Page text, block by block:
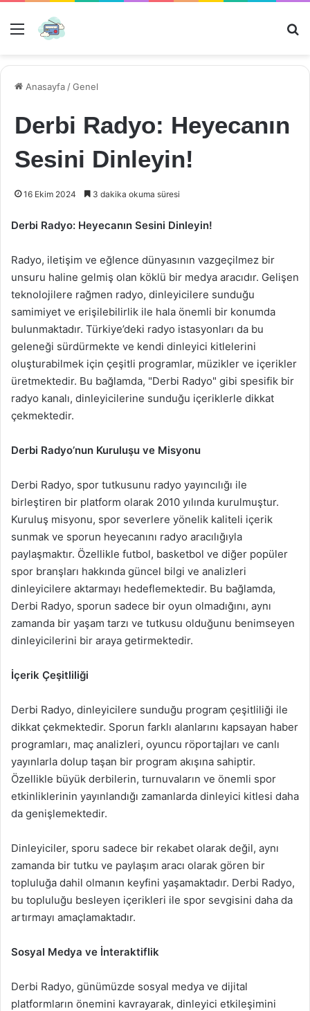
Menü
Anasayfa /Genel
Derbi Radyo: Heyecanın
Sesini Dinleyin!
16 Ekim 2024 3 dakika okuma süresi
Derbi Radyo: Heyecanın Sesini Dinleyin!
Radyo, iletişim ve eğlence dünyasının vazgeçilmez bir
unsuru haline gelmiş olan köklü bir medya aracıdır. Gelişen
teknolojilere rağmen radyo, dinleyicilere sunduğu
samimiyet ve erişilebilirlik ile hala önemli bir konumda
bulunmaktadır. Türkiye’deki radyo istasyonları da bu
geleneği sürdürmekte ve kendi dinleyici kitlelerini
oluşturabilmek için çeşitli programlar, müzikler ve içerikler
üretmektedir. Bu bağlamda, "Derbi Radyo" gibi spesifik bir
radyo kanalı, dinleyicilerine sunduğu içeriklerle dikkat
çekmektedir.
Derbi Radyo’nun Kuruluşu ve Misyonu
Derbi Radyo, spor tutkusunu radyo yayıncılığı ile
birleştiren bir platform olarak 2010 yılında kurulmuştur.
Kuruluş misyonu, spor severlere yönelik kaliteli içerik
sunmak ve sporun heyecanını radyo aracılığıyla
paylaşmaktır. Özellikle futbol, basketbol ve diğer popüler
spor branşları hakkında güncel bilgi ve analizleri
dinleyicilere aktarmayı hedeflemektedir. Bu bağlamda,
Derbi Radyo, sporun sadece bir oyun olmadığını, aynı
zamanda bir yaşam tarzı ve tutkusu olduğunu benimseyen
dinleyicilerini bir araya getirmektedir.
İçerik Çeşitliliği
Derbi Radyo, dinleyicilere sunduğu program çeşitliliği ile
dikkat çekmektedir. Sporun farklı alanlarını kapsayan haber
programları, maç analizleri, oyuncu röportajları ve canlı
yayınlarla dolup taşan bir program akışına sahiptir.
Özellikle büyük derbilerin, turnuvaların ve önemli spor
etkinliklerinin yayınlandığı zamanlarda dinleyici kitlesi daha
da genişlemektedir.
Dinleyiciler, sporu sadece bir rekabet olarak değil, aynı
zamanda bir tutku ve paylaşım aracı olarak gören bir
topluluğa dahil olmanın keyfini yaşamaktadır. Derbi Radyo,
bu topluluğu besleyen içerikleri ile spor sevgisini daha da
artırmayı amaçlamaktadır.
Sosyal Medya ve İnteraktiflik
Derbi Radyo, günümüzde sosyal medya ve dijital
platformların önemini kavrayarak, dinleyici etkileşimini